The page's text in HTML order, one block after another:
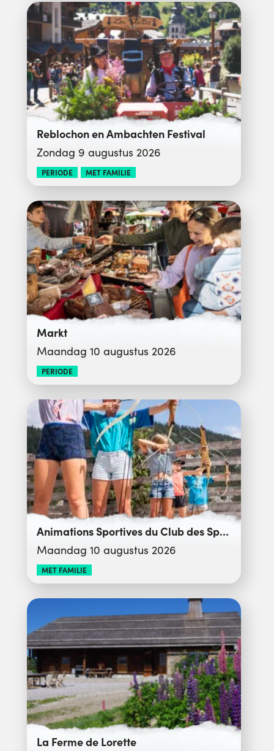
Reblochon en Ambachten Festival
Zondag 9 augustus 2026
PERIODE MET FAMILIE
Markt
Maandag 10 augustus 2026
PERIODE
Animations Sportives du Club des Sports
Maandag 10 augustus 2026
MET FAMILIE
La Ferme de Lorette